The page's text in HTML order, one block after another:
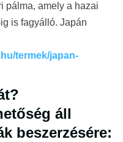
pálma, amely a hazai
is fagyálló. Japán
termek/japan-
áll
beszerzésére: